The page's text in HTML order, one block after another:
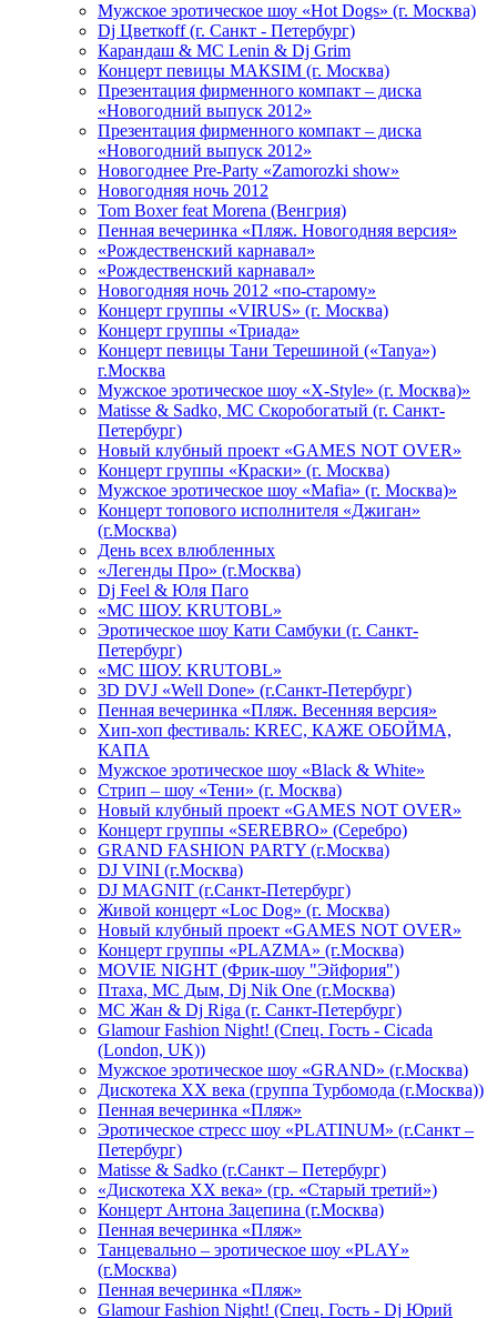
Мужское эротическое шоу «Hot Dogs» (г. Москва)
Dj Цветкоff (г. Санкт - Петербург)
Карандаш & МС Lenin & Dj Grim
Концерт певицы МАКSIМ (г. Москва)
Презентация фирменного компакт – диска
«Новогодний выпуск 2012»
Презентация фирменного компакт – диска
«Новогодний выпуск 2012»
Новогоднее Pre-Party «Zamorozki show»
Новогодняя ночь 2012
Tom Boxer feat Morena (Венгрия)
Пенная вечеринка «Пляж. Новогодняя версия»
«Рождественский карнавал»
«Рождественский карнавал»
Новогодняя ночь 2012 «по-старому»
Концерт группы «VIRUS» (г. Москва)
Концерт группы «Триада»
Концерт певицы Тани Терешиной («Tanya»)
г.Москва
Мужское эротическое шоу «X-Style» (г. Москва)»
Matissе & Sadko, MC Скоробогатый (г. Санкт-
Петербург)
Новый клубный проект «GAMES NOT OVER»
Концерт группы «Краски» (г. Москва)
Мужское эротическое шоу «Mafia» (г. Москва)»
Концерт топового исполнителя «Джиган»
(г.Москва)
День всех влюбленных
«Легенды Про» (г.Москва)
Dj Feel & Юля Паго
«МС ШОУ. KRUTOBL»
Эротическое шоу Кати Самбуки (г. Санкт-
Петербург)
«МС ШОУ. KRUTOBL»
3D DVJ «Well Done» (г.Санкт-Петербург)
Пенная вечеринка «Пляж. Весенняя версия»
Хип-хоп фестиваль: KREC, КАЖЕ ОБОЙМА,
КАПА
Мужское эротическое шоу «Black & White»
Стрип – шоу «Тени» (г. Москва)
Новый клубный проект «GAMES NOT OVER»
Концерт группы «SEREBRO» (Серебро)
GRAND FASHION PARTY (г.Москва)
DJ VINI (г.Москва)
DJ MAGNIT (г.Санкт-Петербург)
Живой концерт «Loc Dog» (г. Москва)
Новый клубный проект «GAMES NOT OVER»
Концерт группы «PLAZMA» (г.Москва)
MOVIE NIGHT (Фрик-шоу "Эйфория")
Птаха, МС Дым, Dj Nik One (г.Москва)
МС Жан & Dj Riga (г. Санкт-Петербург)
Glamour Fashion Night! (Спец. Гость - Cicada
(London, UK))
Мужское эротическое шоу «GRAND» (г.Москва)
Дискотека XX века (группа Турбомода (г.Москва))
Пенная вечеринка «Пляж»
Эротическое стресс шоу «PLATINUM» (г.Санкт –
Петербург)
Matisse & Sadko (г.Санкт – Петербург)
«Дискотека ХХ века» (гр. «Старый третий»)
Концерт Антона Зацепина (г.Москва)
Пенная вечеринка «Пляж»
Танцевально – эротическое шоу «PLAY»
(г.Москва)
Пенная вечеринка «Пляж»
Glamour Fashion Night! (Спец. Гость - Dj Юрий